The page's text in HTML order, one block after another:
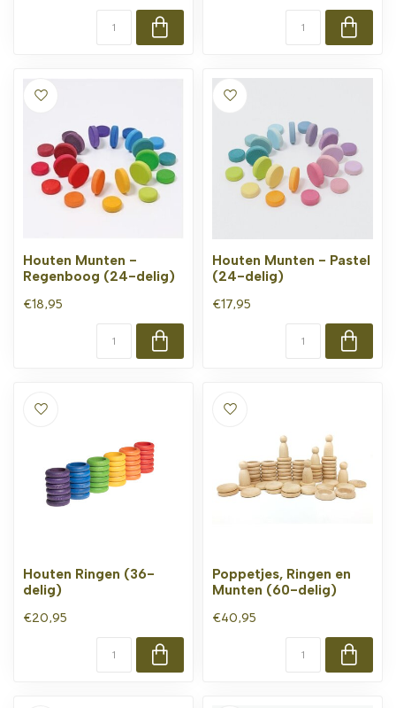
Houten Munten -
Regenboog (24-delig)
€18,95
Houten Munten - Pastel
(24-delig)
€17,95
Houten Ringen (36-
delig)
€20,95
Poppetjes, Ringen en
Munten (60-delig)
€40,95